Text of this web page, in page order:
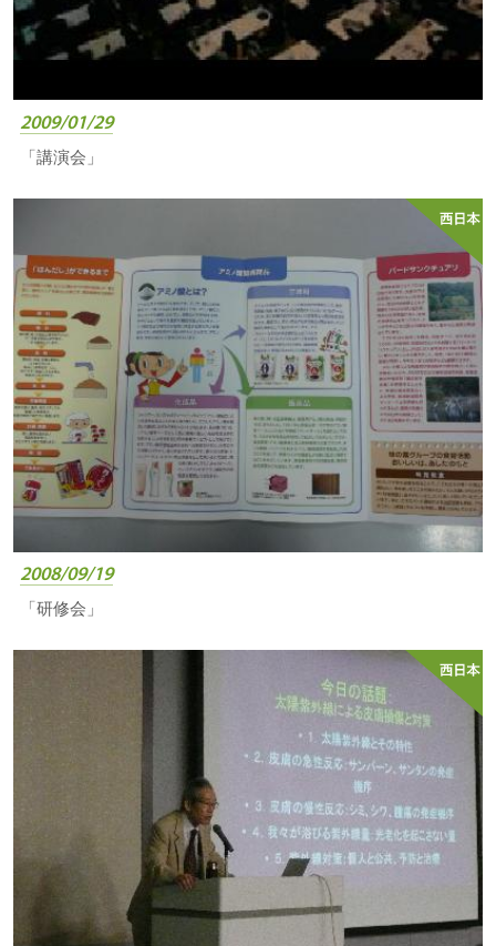
2009/01/29
「講演会」
2008/09/19
「研修会」